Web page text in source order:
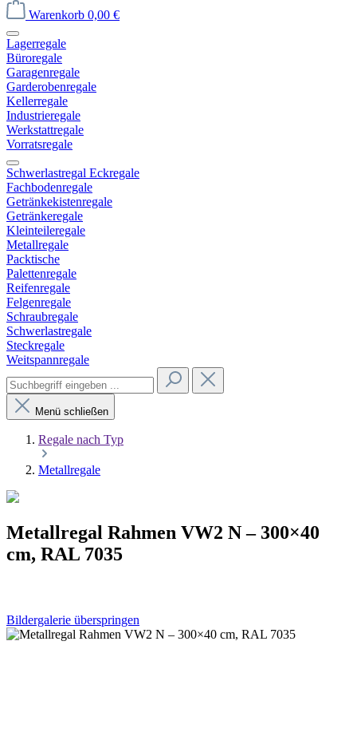
Warenkorb 0,00 €
Lagerregale
Büroregale
Garagenregale
Garderobenregale
Kellerregale
Industrieregale
Werkstattregale
Vorratsregale
Schwerlastregal Eckregale
Fachbodenregale
Getränkekistenregale
Getränkeregale
Kleinteileregale
Metallregale
Packtische
Palettenregale
Reifenregale
Felgenregale
Schraubregale
Schwerlastregale
Steckregale
Weitspannregale
Menü schließen
Regale nach Typ
Metallregale
Metallregal Rahmen VW2 N – 300×40
cm, RAL 7035
Bildergalerie überspringen